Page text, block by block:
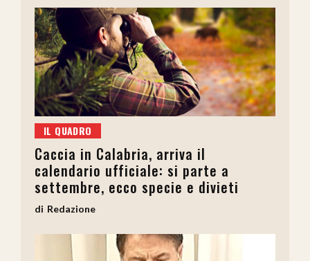
IL QUADRO
Caccia in Calabria, arriva il
calendario ufficiale: si parte a
settembre, ecco specie e divieti
Redazione